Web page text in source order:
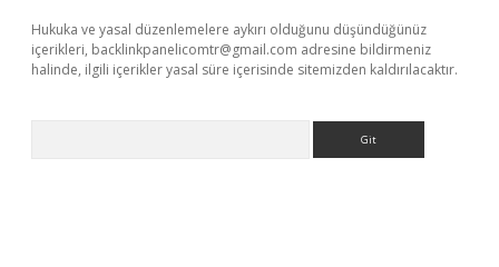
Hukuka ve yasal düzenlemelere aykırı olduğunu düşündüğünüz
içerikleri, backlinkpanelicomtr@gmail.com adresine bildirmeniz
halinde, ilgili içerikler yasal süre içerisinde sitemizden kaldırılacaktır.